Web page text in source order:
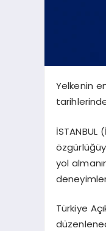
Yelkenin
yol
Türkiye